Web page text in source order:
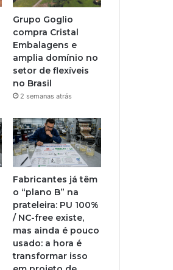
Grupo Goglio
compra Cristal
Embalagens e
amplia domínio no
setor de flexíveis
no Brasil
2 semanas atrás
Fabricantes já têm
o “plano B” na
prateleira: PU 100%
/ NC-free existe,
mas ainda é pouco
usado: a hora é
transformar isso